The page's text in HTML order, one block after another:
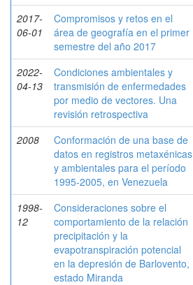
2017-
06-01
Compromisos y retos en el
área de geografía en el primer
semestre del año 2017
2022-
04-13
Condiciones ambientales y
transmisión de enfermedades
por medio de vectores. Una
revisión retrospectiva
2008
Conformación de una base de
datos en registros metaxénicas
y ambientales para el período
1995-2005, en Venezuela
1998-
12
Consideraciones sobre el
comportamiento de la relación
precipitación y la
evapotranspiración potencial
en la depresión de Barlovento,
estado Miranda